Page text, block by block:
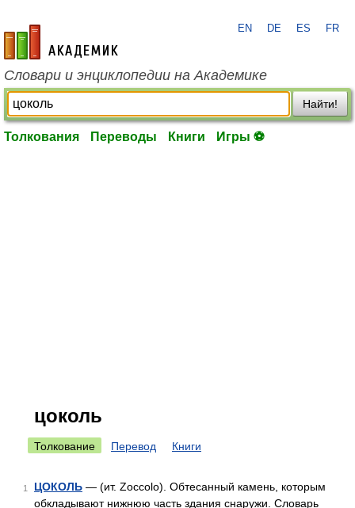
academic.ru
EN DE ES FR
Словари и энциклопедии на Академике
Найти!
Толкования Переводы Книги Игры ⚽
цоколь
Толкование Перевод Книги
1 ЦОКОЛЬ — (ит. Zoccolo). Обтесанный камень, которым
обкладывают нижнюю часть здания снаружи. Словарь